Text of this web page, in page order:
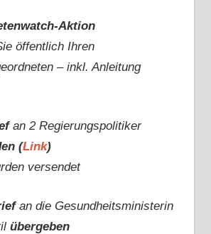
Aktion
öffentlich Ihren
– inkl. Anleitung
an 2 Regierungspolitiker
(Link)
versendet
an die Gesundheitsministerin
übergeben